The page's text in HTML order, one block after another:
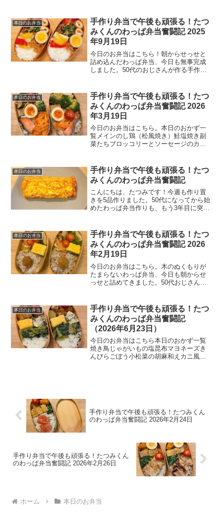
日の一言日中、飛行機好きの同僚から
「たつみさん、見ました？あ...
本日のお弁当
手作り弁当で午後も頑張る！たつ
みくんのわっぱ弁当奮闘記 2025
年9月19日
今日のお弁当はこちら！朝からせっせと
詰め込んだわっぱ弁当、今日も無事完成
しました。50代のおじさんが作る手作り
スパラとにんじんの肉巻きフライ肉じゃ
が副菜たち長芋とパプリ...
本日のお弁当
手作り弁当で午後も頑張る！たつ
みくんのわっぱ弁当奮闘記 2026
年3月19日
今日のお弁当はこちら。本日のおかず一
覧メインのし鶏（松風焼き）鮭塩焼き副
菜たちブロッコリーとソーセージのカレ
子ご飯混ぜちりめんご飯今日の一言明日
は春分の日。となると今日...
本日のお弁当
手作り弁当で午後も頑張る！たつ
みくんのわっぱ弁当奮闘記
こんにちは、たつみです！今週も作り置
きを5品作りました。50代になってから始
めたわっぱ弁当作りも、もう3年目に突
きおかずと一緒に、美味しいお弁当を目
指して頑張っています...
本日のお弁当
手作り弁当で午後も頑張る！たつ
みくんのわっぱ弁当奮闘記 2026
年2月19日
今日のお弁当はこちら。木のぬくもりが
たまらないわっぱ弁当、今日も朝からせ
っせと詰めてきました。50代おじさんの
の旨だれ炒め副菜たち・切り干し大根・
玉子焼き・菜の花と油揚...
本日のお弁当
手作り弁当で午後も頑張る！たつ
みくんのわっぱ弁当奮闘記
（2026年6月23日）
今日のお弁当はこちら本日のおかず一覧
焼き鳥じゃがいもの塩昆布マヨネーズき
んぴらごぼう小松菜の胡麻和えカニ風味
手作り弁当で午後も頑張る！たつみくん
のわっぱ弁当奮闘記 2026年2月24日
手作り弁当で午後も頑張る！たつみくん
のわっぱ弁当奮闘記 2026年2月26日
ホーム 本日のお弁当